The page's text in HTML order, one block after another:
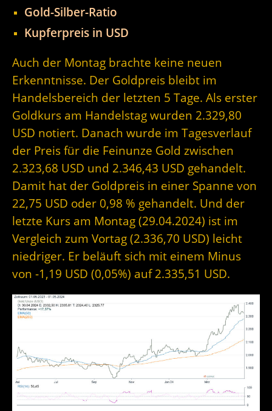
Gold-Silber-Ratio
Kupferpreis in USD
Auch der Montag brachte keine neuen
Erkenntnisse. Der Goldpreis bleibt im
Handelsbereich der letzten 5 Tage. Als erster
Goldkurs am Handelstag wurden 2.329,80
USD notiert. Danach wurde im Tagesverlauf
der Preis für die Feinunze Gold zwischen
2.323,68 USD und 2.346,43 USD gehandelt.
Damit hat der Goldpreis in einer Spanne von
22,75 USD oder 0,98 % gehandelt. Und der
letzte Kurs am Montag (29.04.2024) ist im
Vergleich zum Vortag (2.336,70 USD) leicht
niedriger. Er beläuft sich mit einem Minus
von -1,19 USD (0,05%) auf 2.335,51 USD.